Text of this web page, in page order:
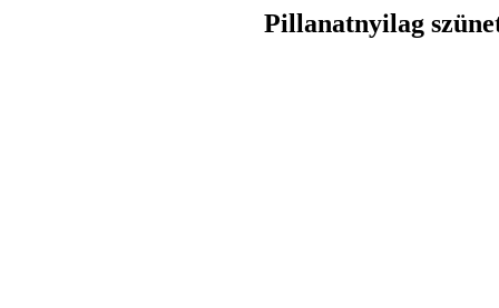
Pillanatnyilag